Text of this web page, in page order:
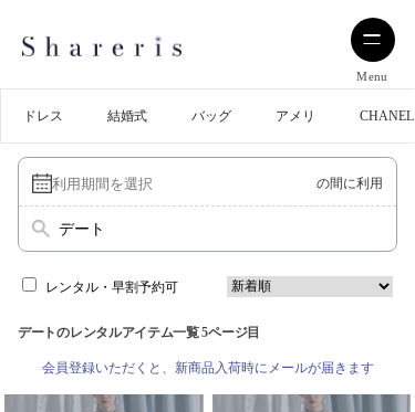
Menu
ドレス 結婚式 バッグ アメリ CHANEL
の間に利用
デート
レンタル・早割予約可
デートのレンタルアイテム一覧 5ページ目
会員登録いただくと、新商品入荷時にメールが届きます